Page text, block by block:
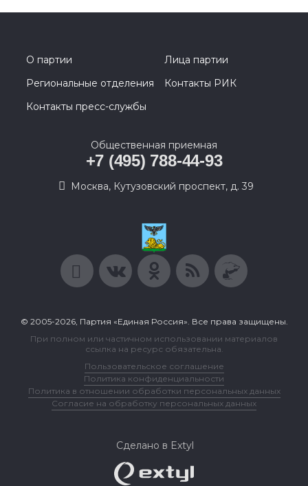
О партии
Лица партии
Региональные отделения
Контакты РИК
Контакты пресс-службы
Общественная приемная
+7 (495) 788-44-93
Москва, Кутузовский проспект, д. 39
© 2005-2026, Партия «Единая Россия». Все права защищены.
При полном или частичном использовании материалов
ссылка на ресурс обязательна.
Пользовательское соглашение
Политика конфиденциальности
Политика в отношении обработки персональных данных
Согласие на обработку персональных данных
Сделано в Extyl